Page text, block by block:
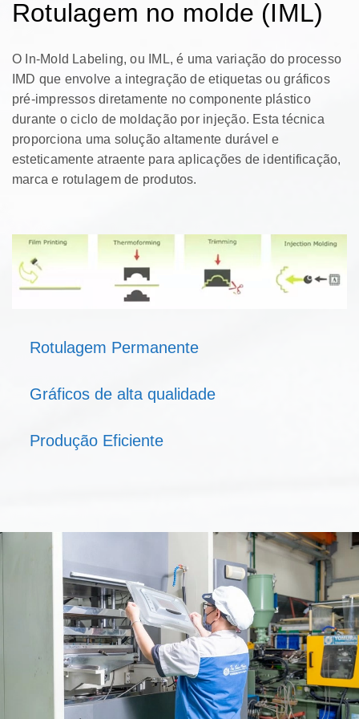
Rotulagem no molde (IML)
O In-Mold Labeling, ou IML, é uma variação do processo
IMD que envolve a integração de etiquetas ou gráficos
pré-impressos diretamente no componente plástico
durante o ciclo de moldação por injeção. Esta técnica
proporciona uma solução altamente durável e
esteticamente atraente para aplicações de identificação,
marca e rotulagem de produtos.
Rotulagem Permanente
As etiquetas são firmemente coladas ao substrato
plástico, garantindo uma durabilidade duradoura e
Gráficos de alta qualidade
O IML permite a utilização de gráficos de alta
resolução, permitindo marcas e rótulos de produtos
Produção Eficiente
agilizando a produção e reduzindo os custos.